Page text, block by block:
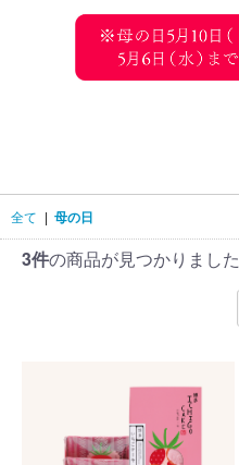
全て | 母の日
3件の商品が見つかりました